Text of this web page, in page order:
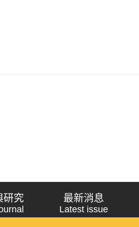
研究 最新消息
Latest issue